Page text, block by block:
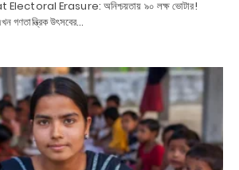
Erasure: অনিশ্চয়তায় ৯০ লক্ষ ভোটার!
গণতান্ত্রিক উৎসবের…